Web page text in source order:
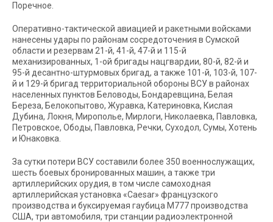
Поречное.
Оперативно-тактической авиацией и ракетными войсками
нанесены удары по районам сосредоточения в Сумской
области и резервам 21-й, 41-й, 47-й и 115-й
механизированных, 1-ой бригады нацгвардии, 80-й, 82-й и
95-й десантно-штурмовых бригад, а также 101-й, 103-й, 107-
й и 129-й бригад территориальной обороны ВСУ в районах
населенных пунктов Беловоды, Бондаревщина, Белая
Береза, Белокопытово, Журавка, Катериновка, Кислая
Дубина, Локня, Мирополье, Мирлоги, Николаевка, Павловка,
Петровское, Ободы, Павловка, Речки, Суходол, Сумы, Хотень
и Юнаковка.
За сутки потери ВСУ составили более 350 военнослужащих,
шесть боевых бронированных машин, а также три
артиллерийских орудия, в том числе самоходная
артиллерийская установка «Caesar» французского
производства и буксируемая гаубица М777 производства
США, три автомобиля, три станции радиоэлектронной